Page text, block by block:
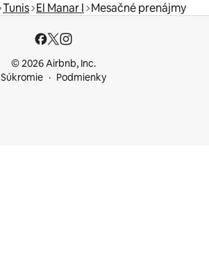
Tunis El Manar I Mesačné prenájmy
© 2026 Airbnb, Inc.
Súkromie
Podmienky